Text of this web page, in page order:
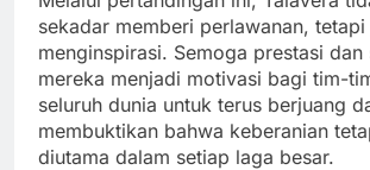
sekadar memberi perlawanan, tetapi
menginspirasi. Semoga prestasi dan
mereka menjadi motivasi bagi tim-
seluruh dunia untuk terus berjuang
membuktikan bahwa keberanian
diutama dalam setiap laga besar.